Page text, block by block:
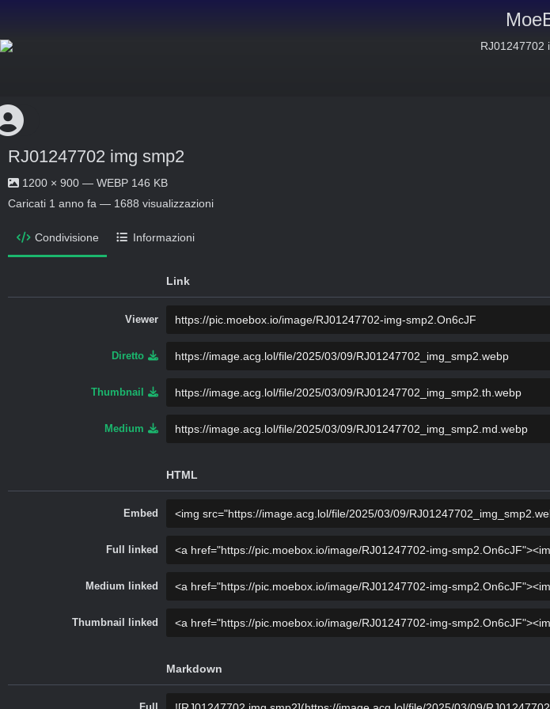
RJ01247702 img smp2
1200 × 900 — WEBP 146 KB
Caricati 1 anno fa — 1688 visualizzazioni
Condivisione Informazioni
Link
Viewer
Diretto
Thumbnail
Medium
HTML
Embed
Full linked
Medium linked
Thumbnail linked
Markdown